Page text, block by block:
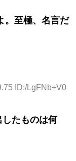
。至極、名言だ
ID:/LgFNb+V0
たものは何